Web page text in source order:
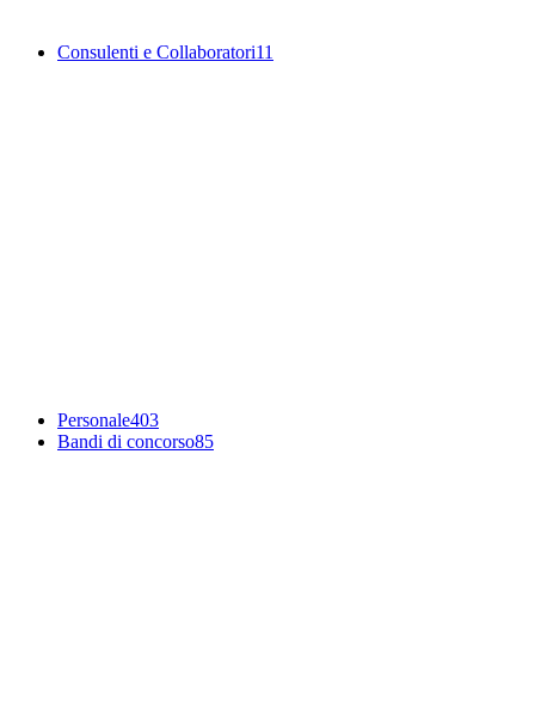
Consulenti e Collaboratori11
Personale403
Bandi di concorso85